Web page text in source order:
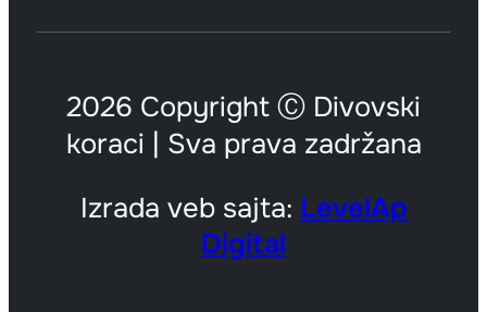
2026 Copyright Ⓒ Divovski
koraci | Sva prava zadržana
Izrada veb sajta: LevelAp
Digital